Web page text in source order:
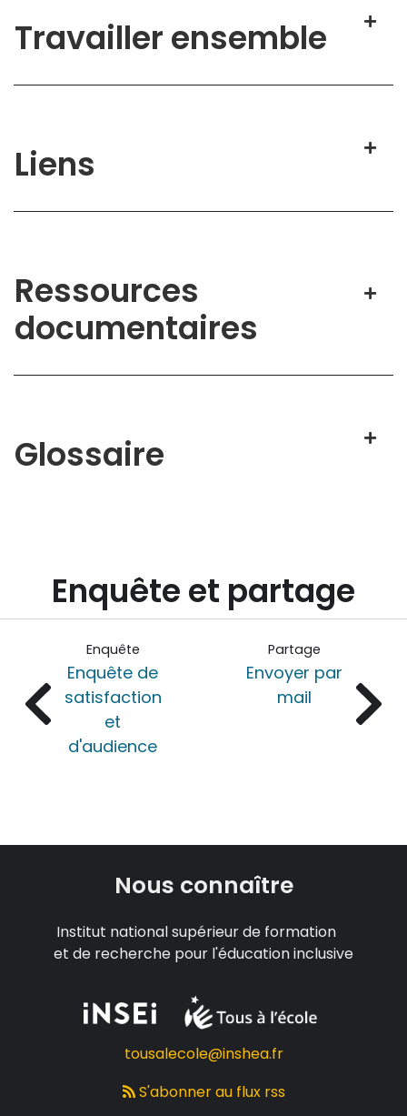
Travailler ensemble
Liens
Ressources
documentaires
Glossaire
Enquête et partage
Enquête
Enquête de
satisfaction
et
d'audience
Partage
Envoyer par
mail
Nous connaître
Institut national supérieur de formation
et de recherche pour l'éducation inclusive
tousalecole@inshea.fr
S'abonner au flux rss